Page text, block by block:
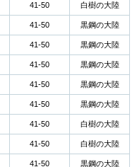
41-50 白樹の大陸
41-50 黒鋼の大陸
41-50 黒鋼の大陸
41-50 黒鋼の大陸
41-50 黒鋼の大陸
41-50 黒鋼の大陸
41-50 白樹の大陸
41-50 白樹の大陸
41-50 黒鋼の大陸